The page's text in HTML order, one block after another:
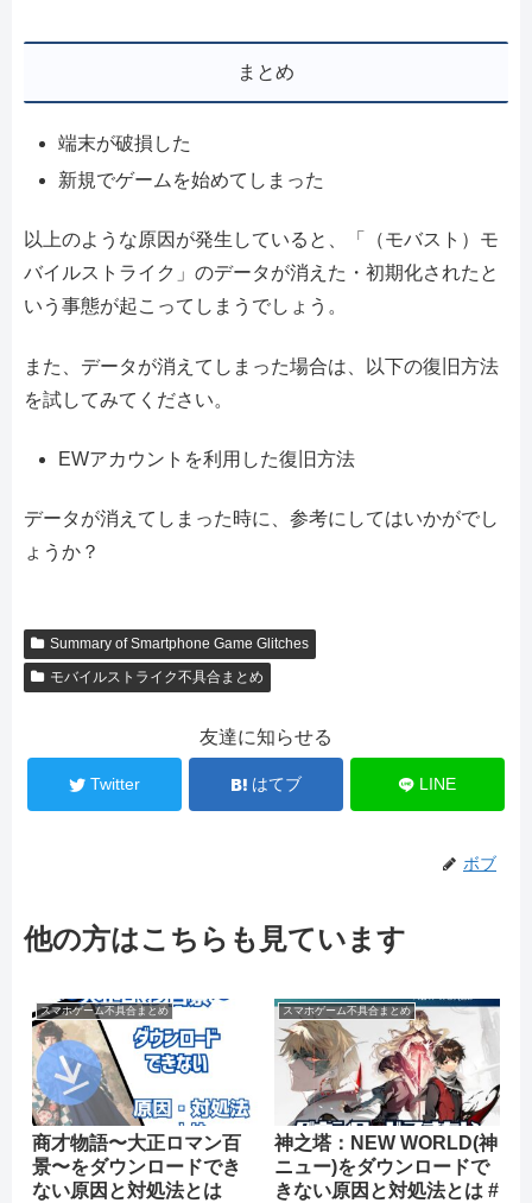
まとめ
端末が破損した
新規でゲームを始めてしまった
以上のような原因が発生していると、「（モバスト）モ
バイルストライク」のデータが消えた・初期化されたと
いう事態が起こってしまうでしょう。
また、データが消えてしまった場合は、以下の復旧方法
を試してみてください。
EWアカウントを利用した復旧方法
データが消えてしまった時に、参考にしてはいかがでし
ょうか？
Summary of Smartphone Game Glitches
モバイルストライク不具合まとめ
友達に知らせる
Twitter はてブ LINE
ボブ
他の方はこちらも見ています
スマホゲーム不具合まとめ
商才物語〜大正ロマン百
景〜をダウンロードでき
ない原因と対処法とは
スマホゲーム不具合まとめ
神之塔：NEW WORLD(神
ニュー)をダウンロードで
きない原因と対処法とは #